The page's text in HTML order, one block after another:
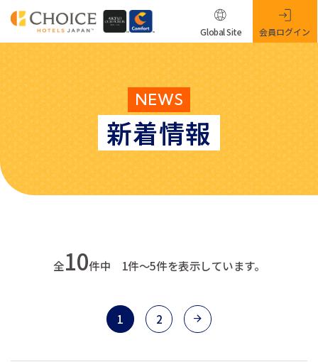
NEWS
新着情報
Global Site 会員ログイン
全10件中 1件～5件を表示しています。
1 2